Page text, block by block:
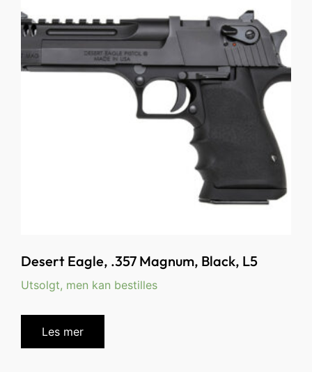
Desert Eagle, .357 Magnum, Black, L5
Utsolgt, men kan bestilles
Les mer